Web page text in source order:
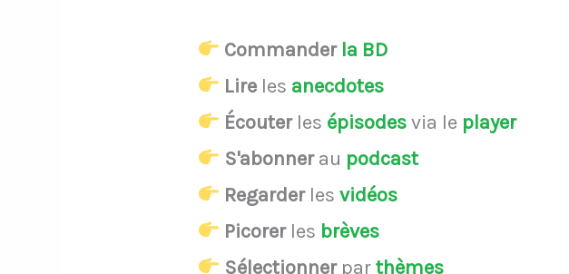
Commander la BD
Lire les anecdotes
Écouterles épisodesvia le player
S'abonnerau podcast
Regarderlesvidéos
Picorerles brèves
Sélectionnerparthèmes